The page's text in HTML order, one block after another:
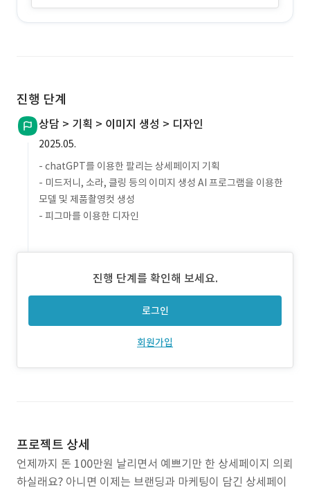
진행 단계
상담 > 기획 > 이미지 생성 > 디자인
2025.05.
- chatGPT를 이용한 팔리는 상세페이지 기획
- 미드저니, 소라, 클링 등의 이미지 생성 AI 프로그램을 이용한
모델 및 제품촬영컷 생성
- 피그마를 이용한 디자인
진행 단계를 확인해 보세요.
로그인
회원가입
프로젝트 상세
언제까지 돈 100만원 날리면서 예쁘기만 한 상세페이지 의뢰
하실래요? 아니면 이제는 브랜딩과 마케팅이 담긴 상세페이